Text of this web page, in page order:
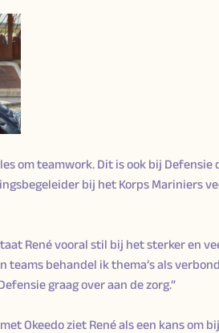
om teamwork. Dit is ook bij
bij het Korps Mariniers
René vooral stil bij het sterker en
teams behandel ik thema’s als
graag over aan de zorg.”
Okeedo ziet René als een kans om